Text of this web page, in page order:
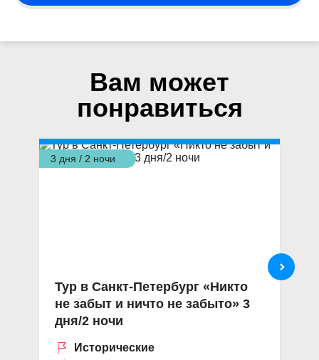
Вам может
понравиться
3 дня / 2 ночи
Тур в Санкт-Петербург «Никто
не забыт и ничто не забыто» 3
дня/2 ночи
Исторические